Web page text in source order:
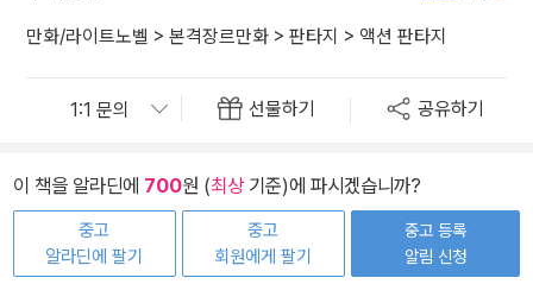
만화/라이트노벨 > 본격장르만화 > 판타지 > 액션 판타지
선물하기 공유하기
이 책을 알라딘에 700원 (최상기준)에 파시겠습니까?
중고
알라딘에 팔기
중고
회원에게 팔기
중고 등록
알림 신청